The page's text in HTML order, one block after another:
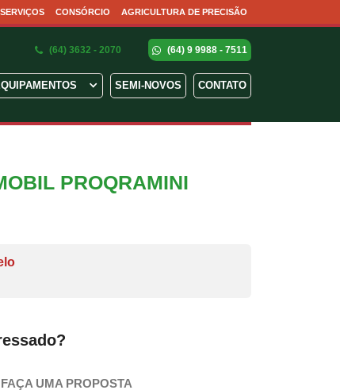
CONSÓRCIO AGRICULTURA DE PRECISÃO
(64) 3632 - 2070 (64) 9 9988 - 7511
SEMI-NOVOS CONTATO
PROQRAMINI
FAÇA UMA PROPOSTA